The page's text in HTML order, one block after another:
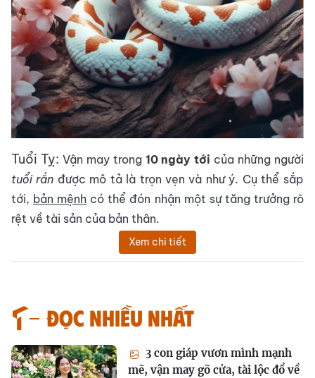
Tuổi Tỵ: Vận may trong 10 ngày tới của những người
tuổi rắn được mô tả là trọn vẹn và như ý. Cụ thể sắp
tới, bản mệnh có thể đón nhận một sự tăng trưởng rõ
rệt về tài sản của bản thân.
Xem chi tiết
Đọc nhiều nhất
3 con giáp vươn mình mạnh
mẽ, vận may gõ cửa, tài lộc đổ về